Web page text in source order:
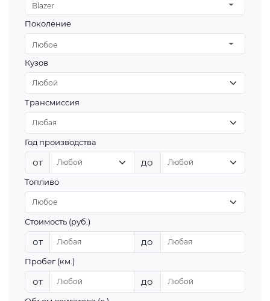
Blazer
Поколение
Любое
Кузов
Трансмиссия
Год производства
от до
Топливо
Стоимость (руб.)
от до
Пробег (км.)
от до